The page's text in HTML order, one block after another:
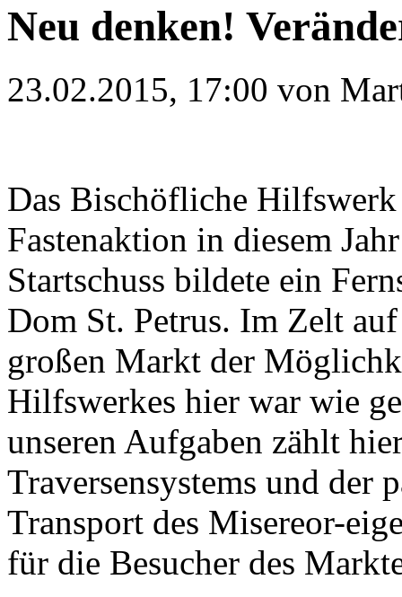
Neu denken!
23.02.2015, 17:00 von
Das Bischöfliche
Fastenaktion in diesem
Startschuss bildete ein
Dom St. Petrus. Im Zelt
großen Markt der
Hilfswerkes hier war wie
unseren Aufgaben zählt
Traversensystems und der
Transport des Misereor-
für die Besucher des